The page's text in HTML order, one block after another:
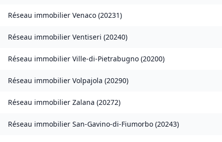
Réseau immobilier Venaco (20231)
Réseau immobilier Ventiseri (20240)
Réseau immobilier Ville-di-Pietrabugno (20200)
Réseau immobilier Volpajola (20290)
Réseau immobilier Zalana (20272)
Réseau immobilier San-Gavino-di-Fiumorbo (20243)